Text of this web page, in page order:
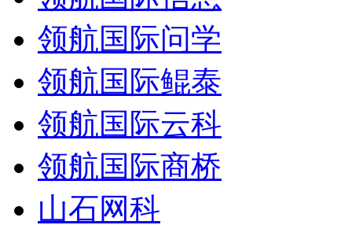
领航国际问学
领航国际鲲泰
领航国际云科
领航国际商桥
山石网科